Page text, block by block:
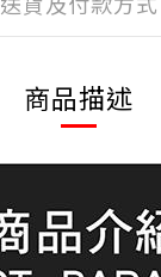
商品描述